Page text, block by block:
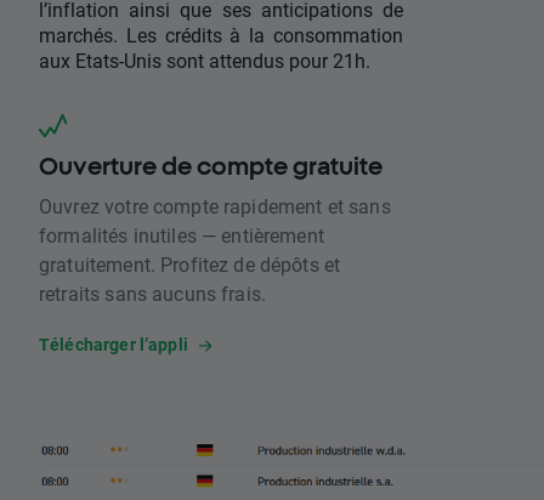
l’inflation ainsi que ses anticipations de
marchés. Les crédits à la consommation
aux Etats-Unis sont attendus pour 21h.
Ouverture de compte gratuite
Ouvrez votre compte rapidement et sans
formalités inutiles — entièrement
gratuitement. Profitez de dépôts et
retraits sans aucuns frais.
Télécharger l’appli